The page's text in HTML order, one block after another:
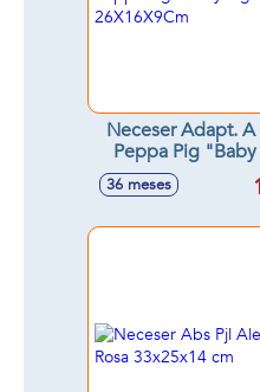
Neceser Adapt. A
Peppa Pig
26X16X9Cm
36 meses